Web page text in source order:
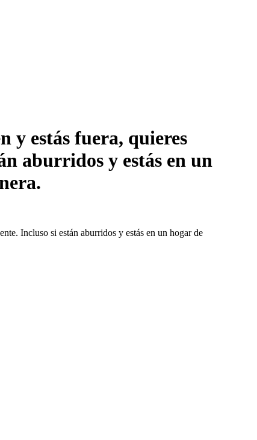
y estás fuera, quieres
aburridos y estás en un
Incluso si están aburridos y estás en un hogar de